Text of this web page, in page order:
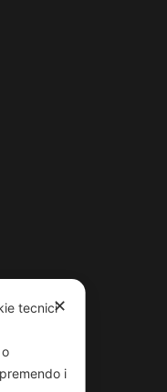
✕
tecnici
i